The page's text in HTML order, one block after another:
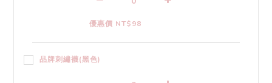
優惠價 NT$98
品牌刺繡襪(黑色)